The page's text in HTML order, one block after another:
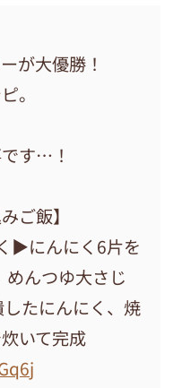
が大優勝！
。
す…！
ご飯】
▶︎にんにく6片を
んつゆ大さじ
たにんにく、焼
いて完成